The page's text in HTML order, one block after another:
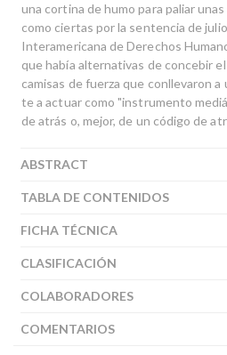
una cortina de humo para paliar
como ciertas por la sentencia de
Interamericana de Derechos
que había alternativas de concebir
camisas de fuerza que conllevaron
te a actuar como "instrumento
de atrás o, mejor, de un código de
ABSTRACT
TABLA DE CONTENIDOS
FICHA TÉCNICA
CLASIFICACIÓN
COLABORADORES
COMENTARIOS